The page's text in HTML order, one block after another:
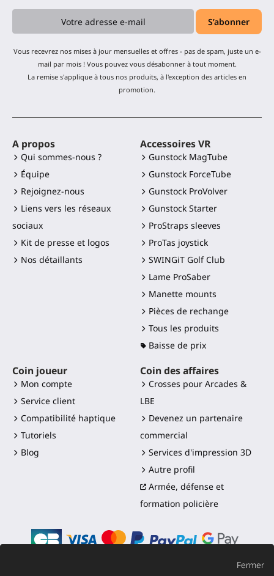
Vous recevrez nos mises à jour mensuelles et offres - pas de spam, juste un e-
mail par mois ! Vous pouvez vous désabonner à tout moment.
La remise s'applique à tous nos produits, à l'exception des articles en
promotion.
A propos
Qui sommes-nous ?
Équipe
Rejoignez-nous
Liens vers les réseaux
sociaux
Kit de presse et logos
Nos détaillants
Accessoires VR
Gunstock MagTube
Gunstock ForceTube
Gunstock ProVolver
Gunstock Starter
ProStraps sleeves
ProTas joystick
SWINGiT Golf Club
Lame ProSaber
Manette mounts
Pièces de rechange
Tous les produits
Baisse de prix
Coin joueur
Mon compte
Service client
Compatibilité haptique
Tutoriels
Blog
Coin des affaires
Crosses pour Arcades &
LBE
Devenez un partenaire
commercial
Services d'impression 3D
Autre profil
Armée, défense et
formation policière
Fermer